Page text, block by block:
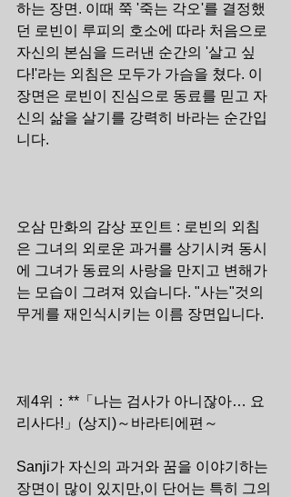
하는 장면. 이때 쭉 '죽는 각오'를 결정했
던 로빈이 루피의 호소에 따라 처음으로
자신의 본심을 드러낸 순간의 '살고 싶
다!'라는 외침은 모두가 가슴을 쳤다. 이
장면은 로빈이 진심으로 동료를 믿고 자
신의 삶을 살기를 강력히 바라는 순간입
니다.
오삼 만화의 감상 포인트 : 로빈의 외침
은 그녀의 외로운 과거를 상기시켜 동시
에 그녀가 동료의 사랑을 만지고 변해가
는 모습이 그려져 있습니다. "사는"것의
무게를 재인식시키는 이름 장면입니다.
제4위：**「나는 검사가 아니잖아… 요
리사다!」(상지)～바라티에편～
Sanji가 자신의 과거와 꿈을 이야기하는
장면이 많이 있지만,이 단어는 특히 그의